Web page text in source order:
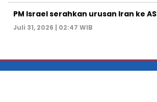
PM Israel serahkan urusan Iran ke AS
Juli 31, 2026 | 02:47 WIB